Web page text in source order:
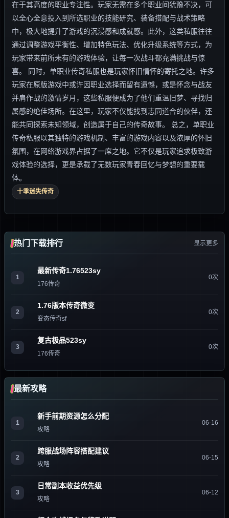
在于其高度的职业专注性。玩家无需在多个职业间犹豫不决，可
以全心全意投入到所选职业的技能研究、装备搭配与战术策略
中，极大地提升了游戏的沉浸感和成就感。此外，这类私服往往
通过调整游戏平衡性、增加特色玩法、优化升级系统等方式，为
玩家带来前所未有的游戏体验，让每一次战斗都充满挑战与惊
喜。 同时，单职业传奇私服也是玩家怀旧情怀的寄托之地。许多
玩家在原版游戏中或许因职业选择而留有遗憾，或是怀念与战友
并肩作战的激情岁月，这些私服便成为了他们重温旧梦、寻找归
属感的绝佳场所。在这里，玩家不仅能找到志同道合的伙伴，还
能共同探索未知领域，创造属于自己的传奇故事。 总之，单职业
传奇私服以其独特的游戏机制、丰富的游戏内容以及浓厚的怀旧
氛围，在网络游戏界占据了一席之地。它不仅是玩家追求极致游
戏体验的选择，更是承载了无数玩家青春回忆与梦想的重要载
体。
十季迷失传奇
热门下载排行 显示更多
1
最新传奇1.76523sy
176传奇
0次
2
1.76版本传奇微变
变态传奇sf
0次
3
复古极品523sy
176传奇
0次
最新攻略
1
新手前期资源怎么分配
攻略
06-16
2
跨服战场阵容搭配建议
攻略
06-15
3
日常副本收益优先级
攻略
06-12